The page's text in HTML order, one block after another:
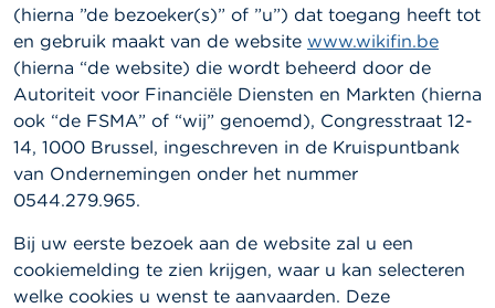
(hierna ”de bezoeker(s)” of ”u”) dat toegang heeft tot
en gebruik maakt van de website www.wikifin.be
(hierna “de website) die wordt beheerd door de
Autoriteit voor Financiële Diensten en Markten (hierna
ook “de FSMA” of “wij” genoemd), Congresstraat 12-
14, 1000 Brussel, ingeschreven in de Kruispuntbank
van Ondernemingen onder het nummer
0544.279.965.
Bij uw eerste bezoek aan de website zal u een
cookiemelding te zien krijgen, waar u kan selecteren
welke cookies u wenst te aanvaarden. Deze